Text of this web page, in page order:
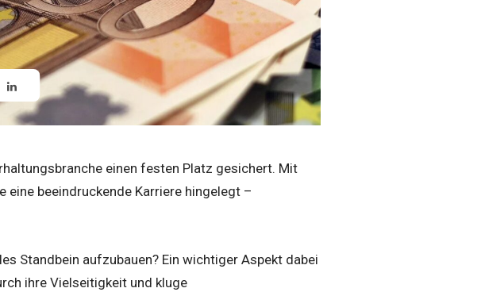
einen festen Platz gesichert. Mit
eine beeindruckende Karriere hingelegt –
Standbein aufzubauen? Ein wichtiger Aspekt dabei
ihre Vielseitigkeit und kluge